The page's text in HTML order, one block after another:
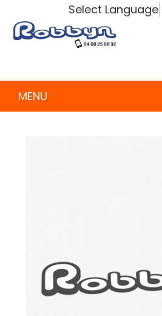
Select Language
MENU